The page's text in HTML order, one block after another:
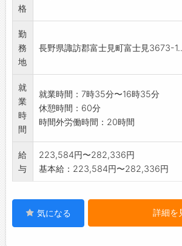
格
勤
務
地
長野県諏訪郡富士見町富士見3673-
就
業
時
間
就業時間：7時35分〜16時35分
休憩時間：60分
時間外労働時間：20時間
給
与
223,584円〜282,336円
基本給：223,584円〜282,336円
気になる 詳細を